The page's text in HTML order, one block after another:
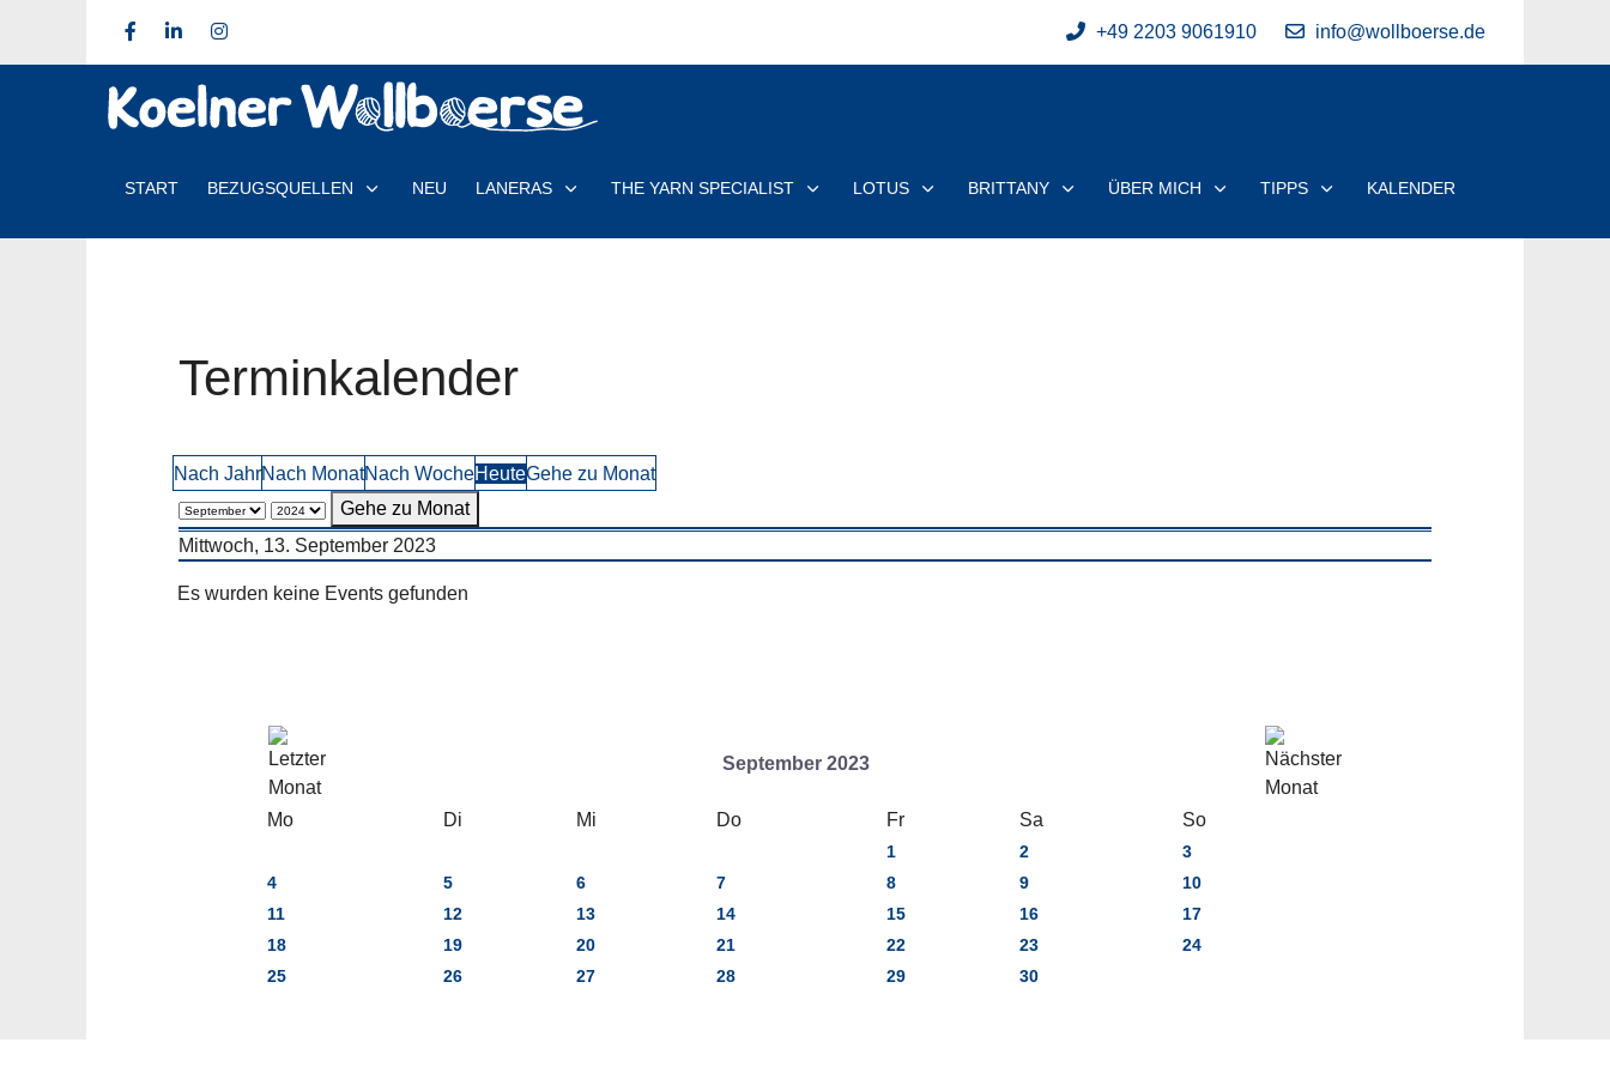
+49 2203 9061910 info@wollboerse.de
START BEZUGSQUELLEN NEU LANERAS THE YARN SPECIALIST LOTUS BRITTANY ÜBER MICH TIPPS KALENDER
Terminkalender
Nach JahrNach MonatNach WocheHeuteGehe zu Monat
Gehe zu Monat
Mittwoch, 13. September 2023
Es wurden keine Events gefunden
September 2023
Mo Di Mi Do Fr Sa So
1 2
3
4
5 6 7 8 9
10
11
12 13 14 15 16
17
18
19 20 21 22 23
24
25
26 27 28 29 30